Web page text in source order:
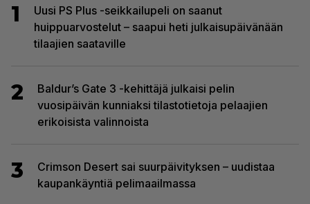
1
Uusi PS Plus -seikkailupeli on saanut
huippuarvostelut – saapui heti julkaisupäivänään
tilaajien saataville
2
Baldur’s Gate 3 -kehittäjä julkaisi pelin
vuosipäivän kunniaksi tilastotietoja pelaajien
erikoisista valinnoista
3
Crimson Desert sai suurpäivityksen – uudistaa
kaupankäyntiä pelimaailmassa